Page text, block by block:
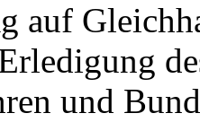
auf
und